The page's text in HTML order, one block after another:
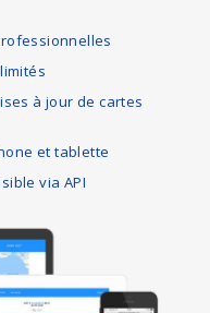
à jour de cartes
et tablette
via API